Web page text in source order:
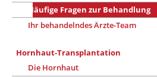
Häufige Fragen zur Behandlung
Ihr behandelndes Ärzte-Team
Hornhaut-Transplantation
Die Hornhaut